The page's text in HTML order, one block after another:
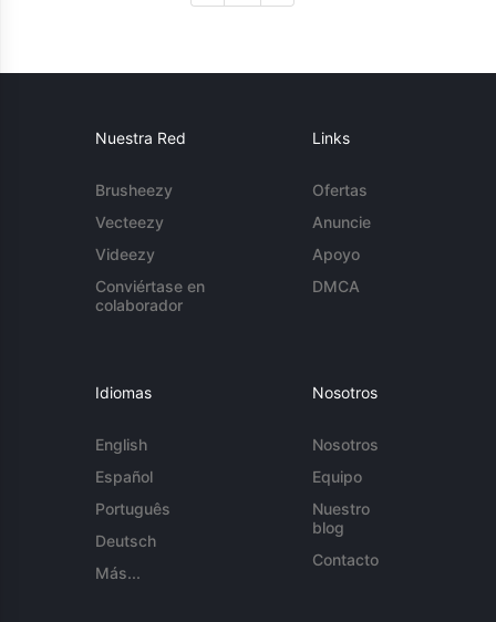
Nuestra Red
Brusheezy
Vecteezy
Videezy
Conviértase en
colaborador
Links
Ofertas
Anuncie
Apoyo
DMCA
Idiomas
English
Español
Português
Deutsch
Más...
Nosotros
Nosotros
Equipo
Nuestro
blog
Contacto